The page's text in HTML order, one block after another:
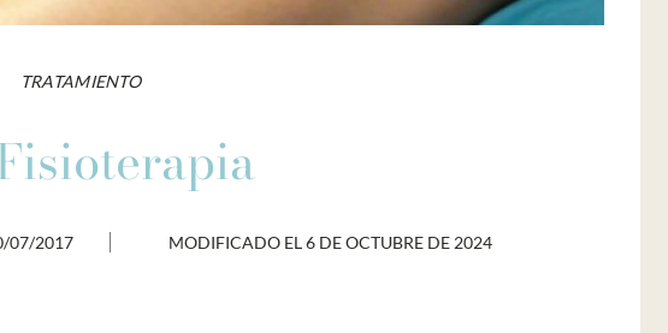
TRATAMIENTO
07/2017 MODIFICADO EL 6 DE OCTUBRE DE 2024